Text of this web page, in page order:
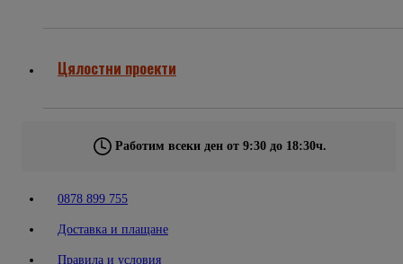
Цялостни проекти
Работим всеки ден от 9:30 до 18:30ч.
0878 899 755
Доставка и плащане
Правила и условия